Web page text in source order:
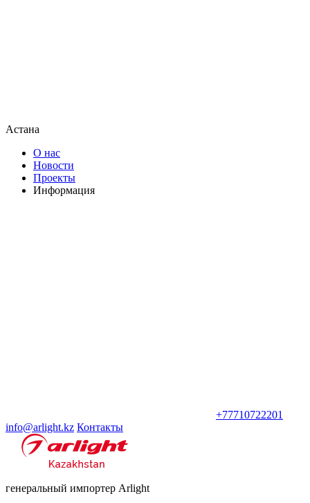
Астана
О нас
Новости
Проекты
Информация
+77710722201
info@arlight.kz Контакты
генеральный импортер Arlight